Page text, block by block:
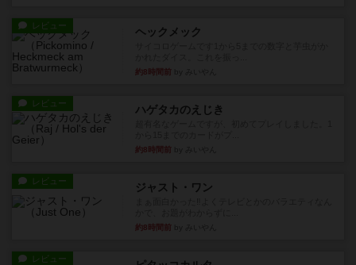
レビュー ヘックメック
約8時間前
レビュー ハゲタカのえじき
約8時間前
レビュー ジャスト・ワン
約8時間前
レビュー